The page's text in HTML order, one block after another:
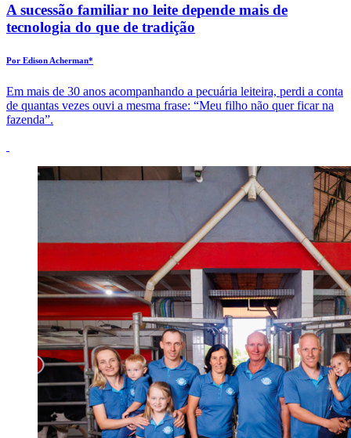
A sucessão familiar no leite depende mais de
tecnologia do que de tradição
Por Edison Acherman*
Em mais de 30 anos acompanhando a pecuária leiteira, perdi a conta
de quantas vezes ouvi a mesma frase: “Meu filho não quer ficar na
fazenda”.